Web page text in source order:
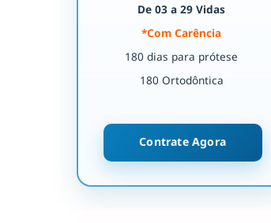
De 03 a 29 Vidas
*Com Carência
180 dias para prótese
180 Ortodôntica
Contrate Agora